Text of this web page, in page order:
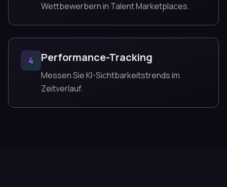
Wettbewerbern in Talent Marketplaces.
4 Performance-Tracking
Messen Sie KI-Sichtbarkeitstrends im
Zeitverlauf.